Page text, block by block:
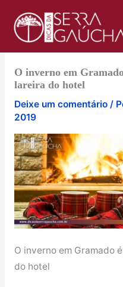
para
conteúdo
O inverno em
lareira do hotel
Deixe um comentário /
2019
O inverno em Gramado
do hotel